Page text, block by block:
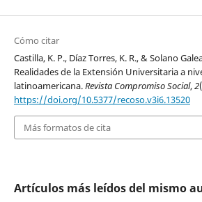
Cómo citar
Castilla, K. P., Díaz Torres, K. R., & Solano
Realidades de la Extensión Universitaria a
latinoamericana.Revista Compromiso Social,2
https://doi.org/10.5377/recoso.v3i6.13520
Más formatos de cita
Artículos más leídos del mismo